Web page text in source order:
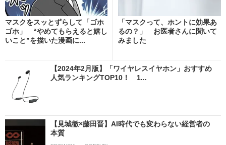
マスクをスッとずらして「ゴホ
ゴホ」 “やめてもらえると嬉し
いこと”を描いた漫画に...
「マスクって、ホントに効果あ
るの？」 お医者さんに聞いて
みました
【2024年2月版】「ワイヤレスイヤホン」おすすめ
人気ランキングTOP10！ 1...
【見城徹×藤田晋】AI時代でも変わらない経営者の
本質